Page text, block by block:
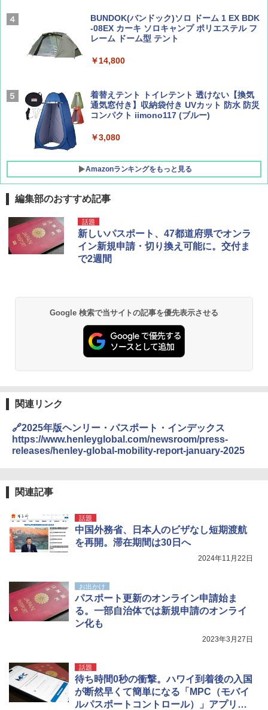
AIRLINE（エアライン）2026年9月号【特
集】ボーイング110周年を祝して！
￥1,760
A26 地球の歩き方 チェコ ポーランド スロヴ
ァキア 2026～2027 地球の歩き方A ヨーロッ
ーティング フルクローズ メッシュ 3-4人用
簡単設置 ポップアップテント エクルベージ
ュ(BC仕様) PATC-150B(EB)
￥9,990
[キャンパーズコレクション 山善] 傘みたいに
広げるだけ パッとサッとテント キューブワ
イド ブラックコーティング フルクローズ メ
ATCW-150B エクルベージュ
BUNDOK(バンドック)ソロ ドーム 1 EX BDK
-08EX カーキ ソロキャンプ ポリエステル フ
レーム ドーム型 テント
￥14,800
着替えテント トイレテント 透けない【換気
通気窓付き】収納袋付き UVカット 防水 防災
コンパクト iimono117 (ブルー)
￥3,080
Amazonランキングをもっと見る
編集部のおすすめ記事
話題
新しいパスポート、47都道府県でオンラ
イン新規申請・切り換え可能に。交付ま
で2週間
Google 検索で当サイトの記事を優先表示させる
関連リンク
🔗2025年版ヘンリー・パスポート・インデックス
https://www.henleyglobal.com/newsroom/press-
releases/henley-global-mobility-report-january-2025
関連記事
話題
中国外務省、日本人のビザなし短期渡航
を再開。滞在期間は30日へ
2024年11月22日
お出かけ
パスポート更新のオンライン申請始ま
る。一部自治体では新規申請のオンライ
ン化も
2023年3月27日
話題
待ち時間0秒の衝撃。ハワイ到着後の入国
が断然早くて簡単になる「MPC（モバイ
ルパスポートコントロール）」アプリの